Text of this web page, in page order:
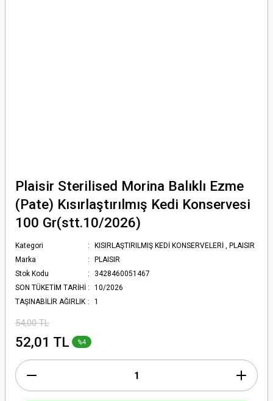
Plaisir Sterilised Morina Balıklı Ezme
(Pate) Kısırlaştırılmış Kedi Konservesi
100 Gr(stt.10/2026)
Kategori KISIRLAŞTIRILMIŞ KEDİ KONSERVELERİ , PLAISIR
Marka
PLAISIR
Stok Kodu
3428460051467
SON TÜKETİM TARİHİ
10/2026
TAŞINABİLİR AĞIRLIK
1
54,00 TL
52,01 TL %4